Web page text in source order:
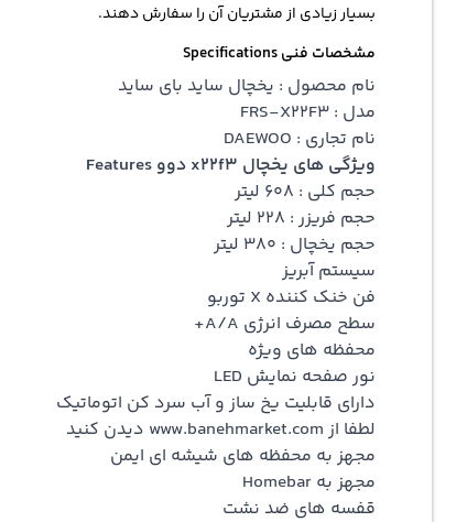
بسیار زیادی از مشتریان آن را سفارش دهند.
مشخصات فنی Specifications
نام محصول : یخچال ساید بای ساید
مدل : FRS-X22F3
نام تجاری : DAEWOO
ویژگی های یخچال x22f3 دوو Features
حجم کلی : 608 لیتر
حجم فریزر : 228 لیتر
حجم یخچال : 380 لیتر
سیستم آبریز
فن خنک کننده X توربو
سطح مصرف انرژی A/A+
محفظه های ویژه
نور صفحه نمایش LED
دارای قابلیت یخ ساز و آب سرد کن اتوماتیک
لطفا از www.banehmarket.com دیدن کنید
مجهز به محفظه های شیشه ای ایمن
مجهز به Homebar
قفسه های ضد نشت